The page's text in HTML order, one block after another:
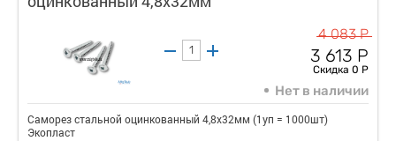
4 083 Р
3 613 Р
Скидка 0 Р
Нет в наличии
Саморез стальной оцинкованный 4,8x32мм (1уп = 1000шт)
Экопласт